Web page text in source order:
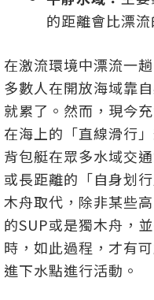
的距離會比漂流
在激流環境中漂流一
多數人在開放海域靠
就累了。然而，現今
在海上的「直線滑行
背包艇在眾多水域交
或長距離的「自身划
木舟取代，除非某些
的SUP或是獨木舟，
時，如此過程，才有
進下水點進行活動。